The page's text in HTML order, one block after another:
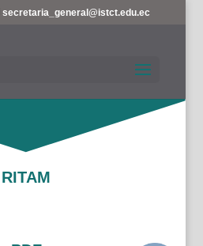
secretaria_general@istct.edu.ec
RITAM